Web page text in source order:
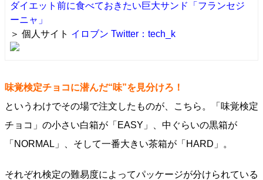
ダイエット前に食べておきたい巨大サンド「フランセジ
ーニャ」
＞ 個人サイト イロブン Twitter：tech_k
味覚検定チョコに潜んだ“味”を見分けろ！
というわけでその場で注文したものが、こちら。「味覚検定
チョコ」の小さい白箱が「EASY」、中ぐらいの黒箱が
「NORMAL」、そして一番大きい茶箱が「HARD」。
それぞれ検定の難易度によってパッケージが分けられている